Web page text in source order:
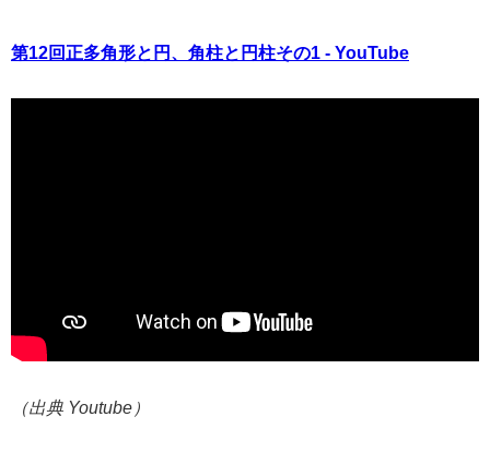
第12回正多角形と円、角柱と円柱その1 - YouTube
（出典 Youtube）